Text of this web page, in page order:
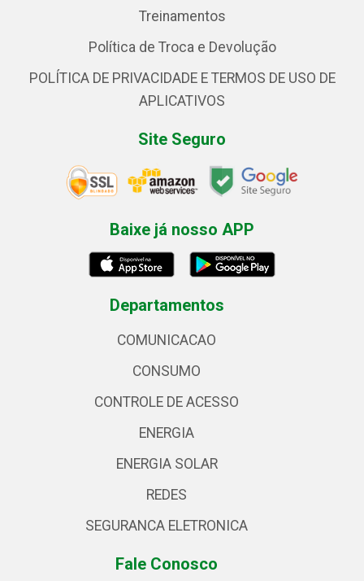
Treinamentos
Política de Troca e Devolução
POLÍTICA DE PRIVACIDADE E TERMOS DE USO DE
APLICATIVOS
Site Seguro
Baixe já nosso APP
Departamentos
COMUNICACAO
CONSUMO
CONTROLE DE ACESSO
ENERGIA
ENERGIA SOLAR
REDES
SEGURANCA ELETRONICA
Fale Conosco